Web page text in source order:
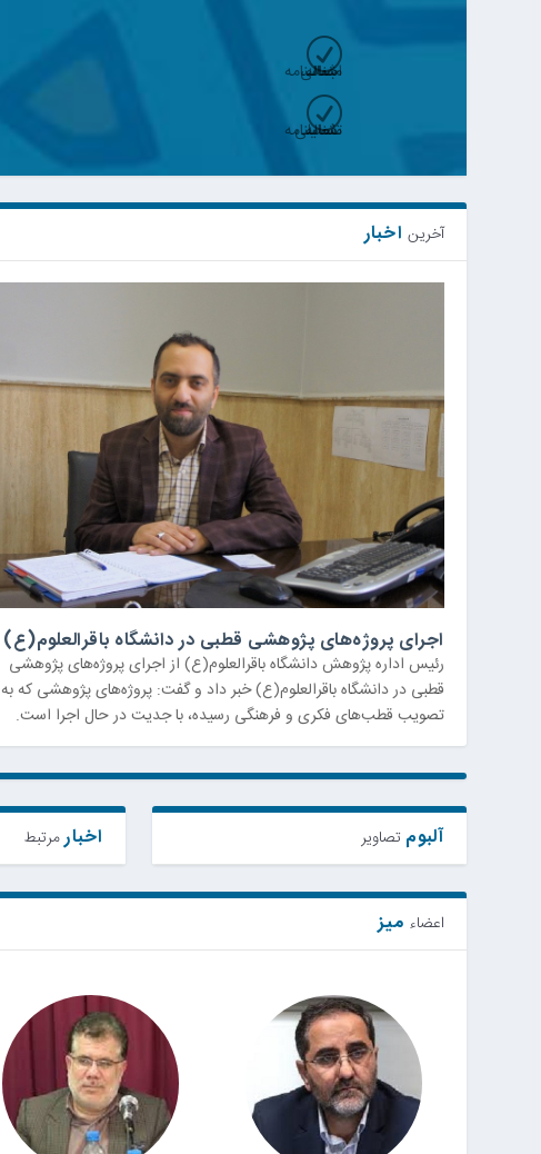
R
شناسنامه اجمالی مساله
R
شناسنامه تفصیلی مساله
آخرین اخبار
اجرای پروژه‌های پژوهشی قطبی در دانشگاه باقرالعلوم(ع)
رئیس اداره پژوهش دانشگاه باقرالعلوم(ع) از اجرای پروژه‌های پژوهشی
قطبی در دانشگاه باقرالعلوم(ع) خبر داد و گفت: پروژه‌های پژوهشی که به
تصویب قطب‌های فکری و فرهنگی رسیده، با جدیت در حال اجرا است.
آلبوم تصاویر اخبارمرتبط
اعضاء میز